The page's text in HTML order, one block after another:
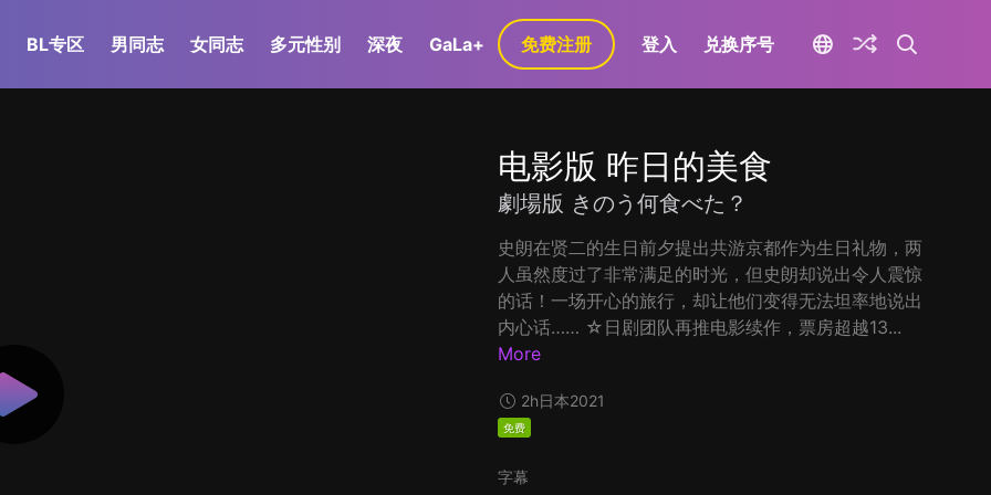
BL专区 男同志 女同志 多元性别 深夜 GaLa+ 免费注册 登入 兑换序号
电影版 昨日的美食
劇場版 きのう何食べた？
史朗在贤二的生日前夕提出共游京都作为生日礼物，两
人虽然度过了非常满足的时光，但史朗却说出令人震惊
的话！一场开心的旅行，却让他们变得无法坦率地说出
内心话…… ☆日剧团队再推电影续作，票房超越13...
More
2h日本2021
免费
字幕